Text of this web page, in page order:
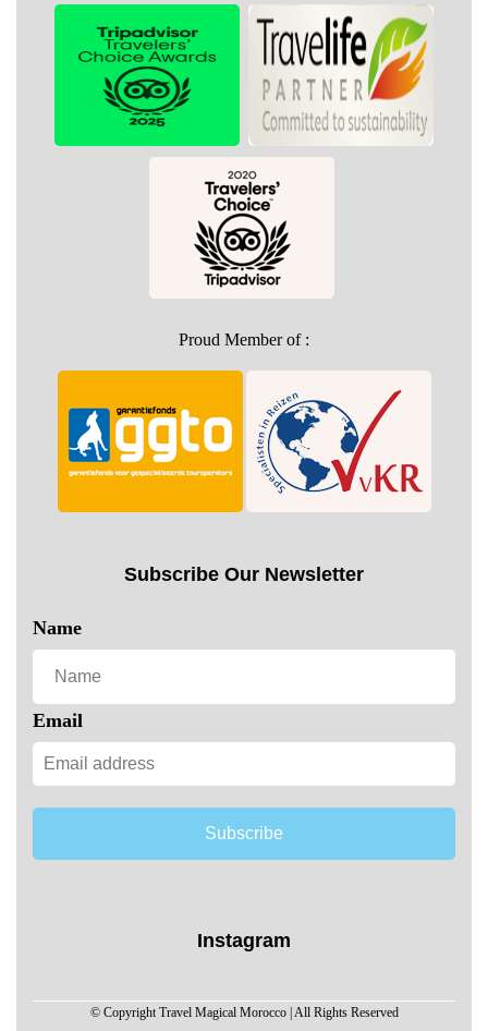
Proud Member of :
Subscribe Our Newsletter
Name
Email
Subscribe
Instagram
© Copyright Travel Magical Morocco | All Rights Reserved